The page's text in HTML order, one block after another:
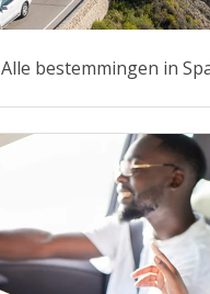
Alle bestemmingen in